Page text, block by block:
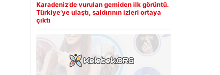
Karadeniz’de vurulan gemiden ilk görüntü.
Türkiye’ye ulaştı, saldırının izleri ortaya
çıktı